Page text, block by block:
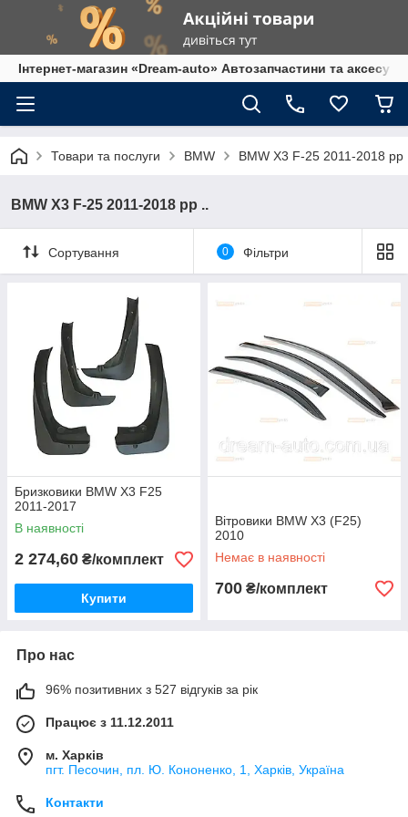
Інтернет-магазин «Dream-auto» Автозапчастини та
Товари та послуги BMW BMW X3 F-25 2011-2018 рр
BMW X3 F-25 2011-2018 рр ..
Сортування 0 Фільтри
Бризковики BMW X3 F25
2011-2017
В наявності
2 274,60 ₴/комплект
Купити
Вітровики BMW X3 (F25)
2010
Немає в наявності
700 ₴/комплект
Про нас
96% позитивних з 527 відгуків за рік
Працює з 11.12.2011
м. Харків
пгт. Песочин, пл. Ю. Кононенко, 1, Харків, Україна
Контакти